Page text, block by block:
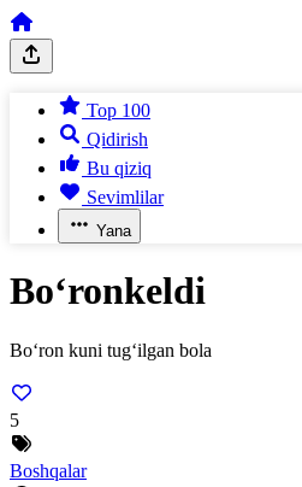
Top 100
Qidirish
Bu qiziq
Sevimlilar
Yana
Bo‘ronkeldi
Bo‘ron kuni tug‘ilgan bola
5
Boshqalar